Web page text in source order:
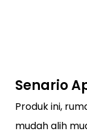
Senario
Produk ini,
mudah alih